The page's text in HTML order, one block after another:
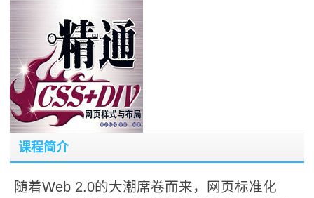
课程简介
随着Web 2.0的大潮席卷而来，网页标准化